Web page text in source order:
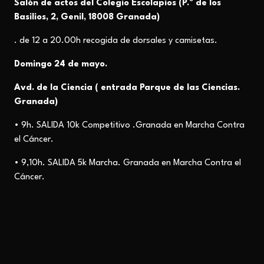
Salón de actos del Colegio Escolapios (P.º de los
Basilios, 2, Genil, 18008 Granada)
. de 12 a 20.00h recogida de dorsales y camisetas.
Domingo 24 de mayo.
Avd. de la Ciencia ( entrada Parque de las Ciencias.
Granada)
• 9h. SALIDA 10k Competitivo .Granada en Marcha Contra
el Cáncer.
• 9,10h. SALIDA 5k Marcha. Granada en Marcha Contra el
Cáncer.